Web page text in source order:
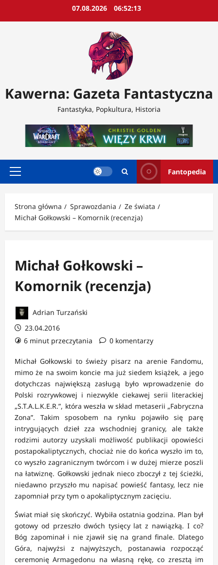
07.08.2026 06:52:15
Kawerna: Gazeta Fantastyczna
Fantastyka, Popkultura, Historia
Menu
Fantopedia
Strona główna Sprawozdania
Ze świata
Michał Gołkowski – Komornik (recenzja)
Michał Gołkowski –
Komornik (recenzja)
Adrian Turzański
23.04.2016
6 minut przeczytania
0 komentarzy
Michał Gołkowski to świeży pisarz na arenie Fandomu,
mimo że na swoim koncie ma już siedem książek, a jego
dotychczas największą zasługą było wprowadzenie do
Polski rozrywkowej i niezwykle ciekawej serii literackiej
„S.T.A.L.K.E.R.”, która weszła w skład metaserii „Fabryczna
Zona”. Takim sposobem na rynku pojawiło się parę
intrygujących dzieł zza wschodniej granicy, ale także
rodzimi autorzy uzyskali możliwość publikacji opowieści
postapokaliptycznych, chociaż nie do końca wyszło im to,
co wyszło zagranicznym twórcom i w dużej mierze poszli
na łatwiznę. Gołkowski jednak nieco zboczył z tej ścieżki,
niedawno przyszło mu napisać powieść fantasy, lecz nie
zapomniał przy tym o apokaliptycznym zacięciu.
Świat miał się skończyć. Wybiła ostatnia godzina. Plan był
gotowy od przeszło dwóch tysięcy lat z nawiązką. I co?
Bóg zapominał i nie zjawił się na grand finale. Dlatego
Góra, najwyżsi z najwyższych, postanawia rozpocząć
ceremonię Armagedonu na własną rękę, co zresztą im